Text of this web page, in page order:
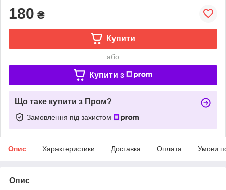
180 ₴
Купити
або
Купити з
Що таке купити з Пром?
Замовлення під захистом
Опис Характеристики Доставка Оплата Умови
Опис